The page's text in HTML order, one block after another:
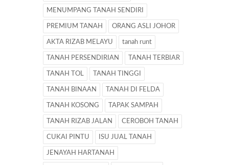
MENUMPANG TANAH SENDIRI
PREMIUM TANAH ORANG ASLI JOHOR
AKTA RIZAB MELAYU tanah runt
TANAH PERSENDIRIAN TANAH TERBIAR
TANAH TOL TANAH TINGGI
TANAH BINAAN TANAH DI FELDA
TANAH KOSONG TAPAK SAMPAH
TANAH RIZAB JALAN CEROBOH TANAH
CUKAI PINTU ISU JUAL TANAH
JENAYAH HARTANAH